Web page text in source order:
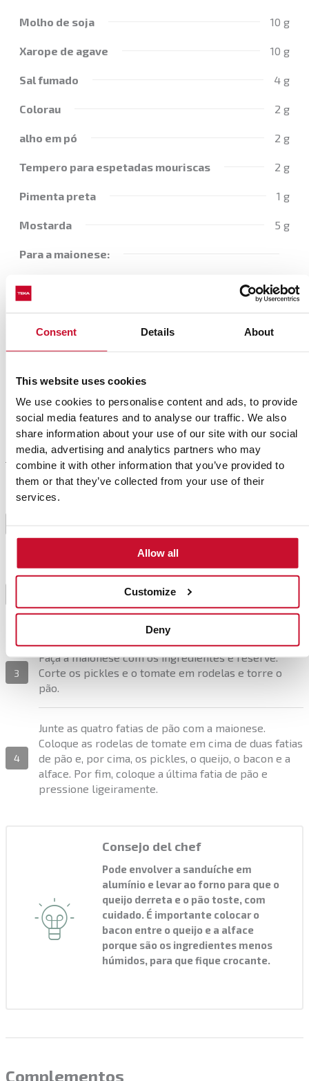
Consent Details About
This website uses cookies
We use cookies to personalise content and ads, to provide
social media features and to analyse our traffic. We also
share information about your use of our site with our social
media, advertising and analytics partners who may
combine it with other information that you’ve provided to
them or that they’ve collected from your use of their
services.
Allow all
Customize
Deny
Molho de soja 10 g
Xarope de agave 10 g
Sal fumado 4 g
Colorau 2 g
alho em pó 2 g
Tempero para espetadas mouriscas 2 g
Pimenta preta 1 g
Mostarda 5 g
Para a maionese:
Ovo
Óleo de girassol 150 ml
Sal
Preparación
Disponha-as num tabuleiro com papel vegetal e leve
ao forno a 120ºC até ficarem crocantes. Se passados ​​
aumentar um pouco a temperatura.
3
Faça a maionese com os ingredientes e reserve.
Corte os pickles e o tomate em rodelas e torre o
pão.
4
Junte as quatro fatias de pão com a maionese.
Coloque as rodelas de tomate em cima de duas fatias
de pão e, por cima, os pickles, o queijo, o bacon e a
alface. Por fim, coloque a última fatia de pão e
pressione ligeiramente.
Consejo del chef
Pode envolver a sanduíche em
alumínio e levar ao forno para que o
queijo derreta e o pão toste, com
cuidado. É importante colocar o
bacon entre o queijo e a alface
porque são os ingredientes menos
húmidos, para que fique crocante.
Complementos